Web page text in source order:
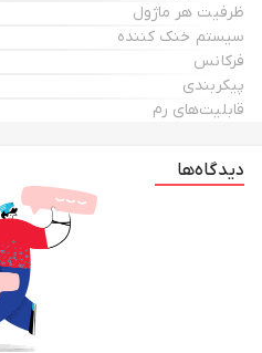
ظرفیت هر ماژول
سیستم خنک کننده
فرکانس
پیکربندی
قابلیت‌های رم
دیدگاه‌ها